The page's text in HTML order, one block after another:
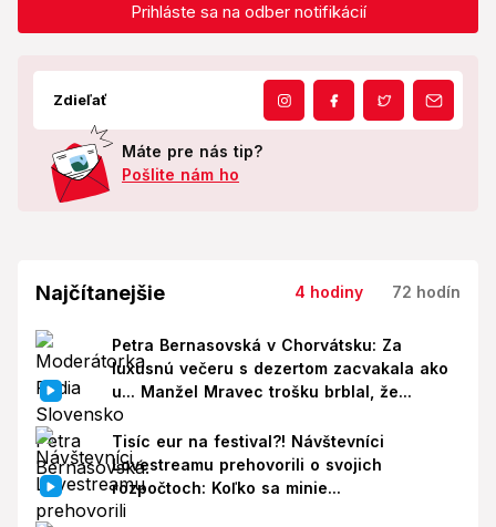
Prihláste sa na odber notifikácií
Zdieľať
Máte pre nás tip?
Pošlite nám ho
Najčítanejšie 4 hodiny 72 hodín
Petra Bernasovská v Chorvátsku: Za
luxusnú večeru s dezertom zacvakala ako
u... Manžel Mravec trošku brblal, že...
Tisíc eur na festival?! Návštevníci
Lovestreamu prehovorili o svojich
rozpočtoch: Koľko sa minie...